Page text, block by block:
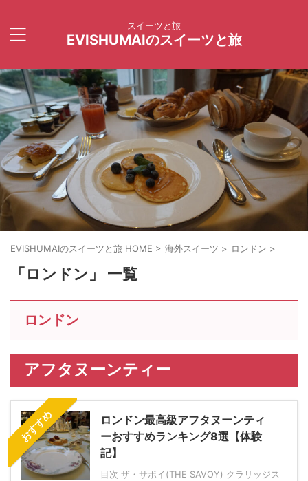
スイーツと旅
EVISHUMAIのスイーツと旅
EVISHUMAIのスイーツと旅 HOME > 海外スイーツ > ロンドン >
「ロンドン」 一覧
ロンドン
アフタヌーンティー
おすすめ
ロンドン最高級アフタヌーンティ
ーおすすめランキング8選【体験
記】
目次 ザ・サボイ(THE SAVOY) クラリッジス